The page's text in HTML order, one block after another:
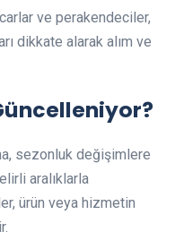
ve perakendeciler,
dikkate alarak alım ve
sezonluk değişimlere
aralıklarla
ürün veya hizmetin